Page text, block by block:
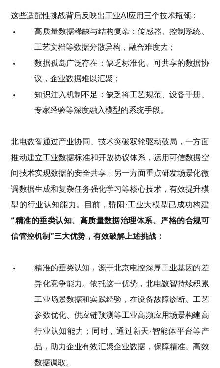
这些适配性挑战背后反映出工业AI应用 三个技术瓶颈：
高质量数据稀缺与结构复杂：传感器、控制系统、
工艺文档等数据分散异构，融合难度大；
数据孤岛广泛存在：缺乏标准化、可共享的数据协
议，企业数据难以汇聚；
知识注入机制不足：缺乏将工艺规范、设备手册、
专家经验等深度融入模型的系统手段。
北电数智通过产业协同、技术突破双轮驱动破局，一方面
推动建立工业数据标准和开放协议体系，运用可信数据空
间技术实现数据的安全共享；另一方面重点研发场景化微
调数据生成和复杂任务强化学习等核心技术，有效提升模
型的行业认知能力。目前，骄阳 ·工业大模型已成功构建
“精准的垂类认知、高质量数据治理体系、 严格的合规可
信管控机制 ”三大优势，有效破解上述挑战：
精准的垂类认知， 源于北京电控深厚工业基因的差
异化竞争能力 。依托这一优势， 北电数智持续积累
工业场景数据和实践经验 ，在设备故障诊断、工艺
参数优化、供应链预测等工业高频应用场景构建高
行业认知能力；同时，通过新天 ·智能体平台等产
品，助力企业有效汇聚企业数据，保障精准、高效
数据调取。